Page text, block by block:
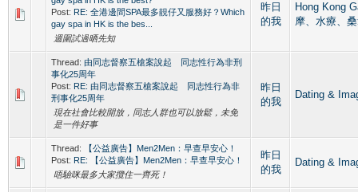
Post: RE: 全港邊間SPA最多靚仔又服務好？Which
gay spa in HK is the bes...
週圍試過晒先知
昨日
的我
Hong Kong
摩、水療、
Thread: 由同志督察五槍案說起 同志性行為非刑
事化25周年
Post: RE: 由同志督察五槍案說起 同志性行為非
刑事化25周年
現在社會比較開放，同志人群也可以放鬆，未免
是一件好事
昨日
的我
Dating &
Thread:
【公益廣告】Men2Men：早查早安心！
Post: RE: 【公益廣告】Men2Men：早查早安心！
唔驗咪最多大家攬住一齊死！
昨日
的我
Dating &